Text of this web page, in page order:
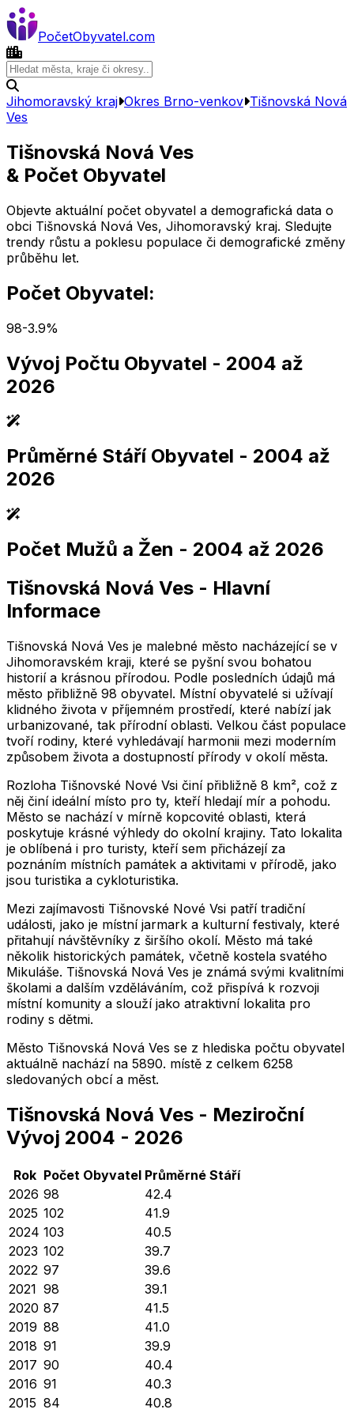
PočetObyvatel.com
Jihomoravský kraj Okres Brno-venkov Tišnovská Nová
Ves
Tišnovská Nová Ves
& Počet Obyvatel
Objevte aktuální počet obyvatel a demografická data o
obci Tišnovská Nová Ves, Jihomoravský kraj. Sledujte
trendy růstu a poklesu populace či demografické změny
průběhu let.
Počet Obyvatel:
98-3.9%
Vývoj Počtu Obyvatel - 2004 až
2026
2,005 2,010 2,015 2,020 2,025
2,005 2,010 2,015 2,020 2,025
Průměrné Stáří Obyvatel - 2004 až
2026
2,005 2,010 2,015 2,020 2,025
2,005 2,010 2,015 2,020 2,025
Počet Mužů a Žen - 2004 až 2026
2,005
Tišnovská Nová Ves - Hlavní
Informace
Tišnovská Nová Ves je malebné město nacházející se v
Jihomoravském kraji, které se pyšní svou bohatou
historií a krásnou přírodou. Podle posledních údajů má
město přibližně 98 obyvatel. Místní obyvatelé si užívají
klidného života v příjemném prostředí, které nabízí jak
urbanizované, tak přírodní oblasti. Velkou část populace
tvoří rodiny, které vyhledávají harmonii mezi moderním
způsobem života a dostupností přírody v okolí města.
Rozloha Tišnovské Nové Vsi činí přibližně 8 km², což z
něj činí ideální místo pro ty, kteří hledají mír a pohodu.
Město se nachází v mírně kopcovité oblasti, která
poskytuje krásné výhledy do okolní krajiny. Tato lokalita
je oblíbená i pro turisty, kteří sem přicházejí za
poznáním místních památek a aktivitami v přírodě, jako
jsou turistika a cykloturistika.
Mezi zajímavosti Tišnovské Nové Vsi patří tradiční
události, jako je místní jarmark a kulturní festivaly, které
přitahují návštěvníky z širšího okolí. Město má také
několik historických památek, včetně kostela svatého
Mikuláše. Tišnovská Nová Ves je známá svými kvalitními
školami a dalším vzděláváním, což přispívá k rozvoji
místní komunity a slouží jako atraktivní lokalita pro
rodiny s dětmi.
Město Tišnovská Nová Ves se z hlediska počtu obyvatel
aktuálně nachází na 5890. místě z celkem 6258
sledovaných obcí a měst.
Tišnovská Nová Ves - Meziroční
Vývoj 2004 - 2026
Rok Počet Obyvatel Průměrné Stáří
2026 98
42.4
2025 102
41.9
2024 103
40.5
2023 102
39.7
2022 97
39.6
2021 98
39.1
2020 87
41.5
2019 88
41.0
2018 91
39.9
2017 90
40.4
2016 91
40.3
2015 84
40.8